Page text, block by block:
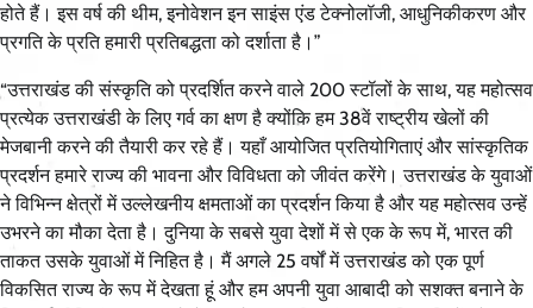
होते हैं। इस वर्ष की थीम, इनोवेशन इन साइंस एंड टेक्नोलॉजी, आधुनिकीकरण और
प्रगति के प्रति हमारी प्रतिबद्धता को दर्शाता है।”
“उत्तराखंड की संस्कृति को प्रदर्शित करने वाले 200 स्टॉलों के साथ, यह महोत्सव
प्रत्येक उत्तराखंडी के लिए गर्व का क्षण है क्योंकि हम 38वें राष्ट्रीय खेलों की
मेजबानी करने की तैयारी कर रहे हैं। यहाँ आयोजित प्रतियोगिताएं और सांस्कृतिक
प्रदर्शन हमारे राज्य की भावना और विविधता को जीवंत करेंगे। उत्तराखंड के युवाओं
ने विभिन्न क्षेत्रों में उल्लेखनीय क्षमताओं का प्रदर्शन किया है और यह महोत्सव उन्हें
उभरने का मौका देता है। दुनिया के सबसे युवा देशों में से एक के रूप में, भारत की
ताकत उसके युवाओं में निहित है। मैं अगले 25 वर्षों में उत्तराखंड को एक पूर्ण
विकसित राज्य के रूप में देखता हूं और हम अपनी युवा आबादी को सशक्त बनाने के